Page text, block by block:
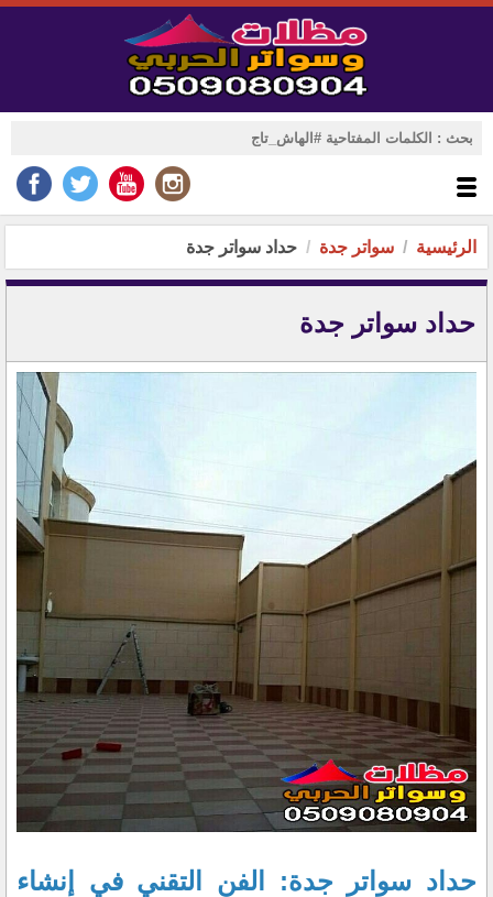
الرئيسية سواتر جدة حداد سواتر جدة
حداد سواتر جدة
حداد سواتر جدة: الفن التقني في إنشاء